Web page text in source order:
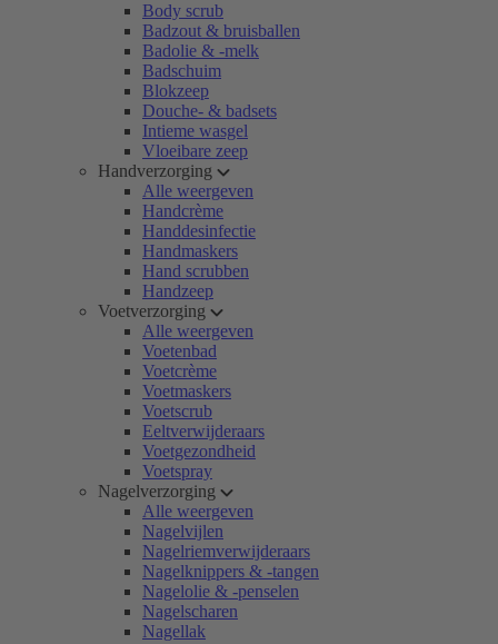
Body scrub
Badzout & bruisballen
Badolie & -melk
Badschuim
Blokzeep
Douche- & badsets
Intieme wasgel
Vloeibare zeep
Handverzorging
Alle weergeven
Handcrème
Handdesinfectie
Handmaskers
Hand scrubben
Handzeep
Voetverzorging
Alle weergeven
Voetenbad
Voetcrème
Voetmaskers
Voetscrub
Eeltverwijderaars
Voetgezondheid
Voetspray
Nagelverzorging
Alle weergeven
Nagelvijlen
Nagelriemverwijderaars
Nagelknippers & -tangen
Nagelolie & -penselen
Nagelscharen
Nagellak